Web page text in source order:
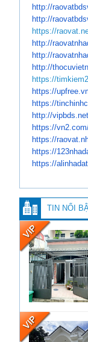
http://
http://
https://
http://
http://
http://
https://
https://
https://
http://
https://
https://
https://
https://
TIN NỔI